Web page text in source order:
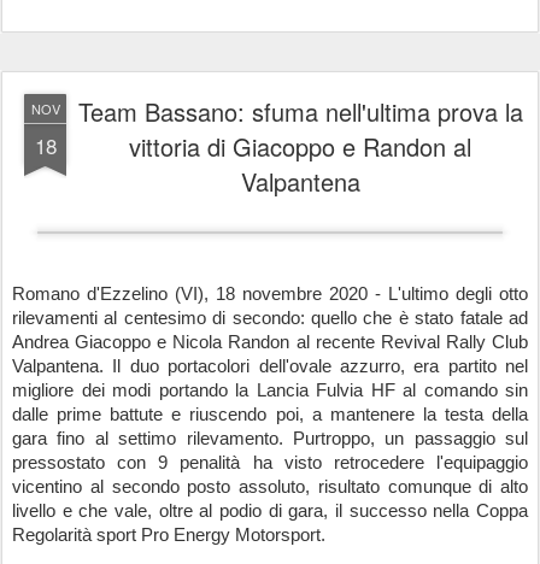
NOV
18
Team Bassano: sfuma nell'ultima prova la
vittoria di Giacoppo e Randon al
Valpantena
Romano d'Ezzelino (VI), 18 novembre 2020 - L'ultimo degli otto
rilevamenti al centesimo di secondo: quello che è stato fatale ad
Andrea Giacoppo e Nicola Randon al recente Revival Rally Club
Valpantena. Il duo portacolori dell'ovale azzurro, era partito nel
migliore dei modi portando la Lancia Fulvia HF al comando sin
dalle prime battute e riuscendo poi, a mantenere la testa della
gara fino al settimo rilevamento. Purtroppo, un passaggio sul
pressostato con 9 penalità ha visto retrocedere l'equipaggio
vicentino al secondo posto assoluto, risultato comunque di alto
livello e che vale, oltre al podio di gara, il successo nella Coppa
Regolarità sport Pro Energy Motorsport.